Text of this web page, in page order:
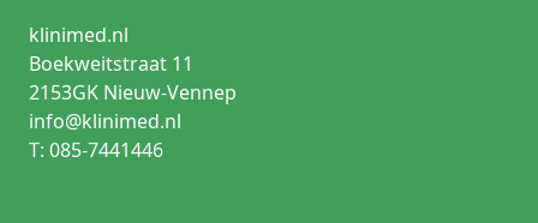
klinimed.nl
Boekweitstraat 11
2153GK Nieuw-Vennep
info@klinimed.nl
T: 085-7441446